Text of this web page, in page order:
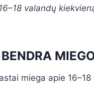
valandų
miega apie